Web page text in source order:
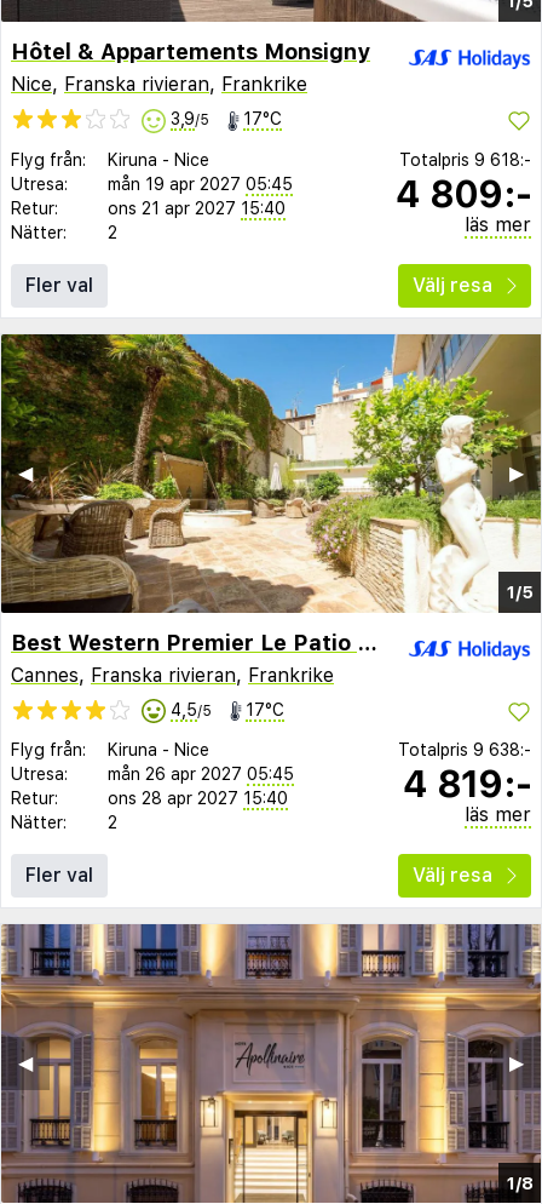
Hôtel & Appartements Monsigny
Nice, Franska rivieran, Frankrike
3,9/5 17°C
Flyg från: Kiruna - Nice
Utresa:
mån 19 apr 2027 05:45
Retur:
ons 21 apr 2027 15:40
Nätter:
2
Totalpris 9 618:-
4 809:-
läs mer
Fler val Välj resa
1/5
▶︎
◀︎
Best Western Premier Le Patio des Artistes
Cannes, Franska rivieran, Frankrike
4,5/5 17°C
Flyg från: Kiruna - Nice
Utresa:
mån 26 apr 2027 05:45
Retur:
ons 28 apr 2027 15:40
Nätter:
2
Totalpris 9 638:-
4 819:-
läs mer
Fler val Välj resa
1/8
▶︎
◀︎